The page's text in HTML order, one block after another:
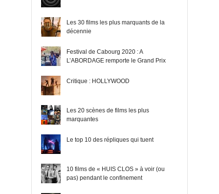
Les 30 films les plus marquants de la
décennie
Festival de Cabourg 2020 : A
L’ABORDAGE remporte le Grand Prix
Critique : HOLLYWOOD
Les 20 scènes de films les plus
marquantes
Le top 10 des répliques qui tuent
10 films de « HUIS CLOS » à voir (ou
pas) pendant le confinement